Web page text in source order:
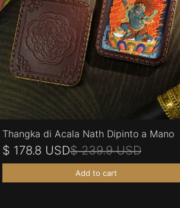
Thangka di Acala Nath Dipinto a Mano
$ 178.8 USD$ 239.9 USD
Add to cart